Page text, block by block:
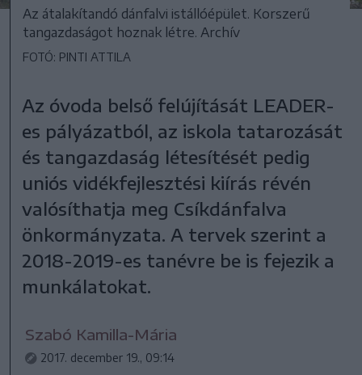
Az átalakítandó dánfalvi istállóépület. Korszerű
tangazdaságot hoznak létre. Archív
FOTÓ: PINTI ATTILA
Az óvoda belső felújítását LEADER-
es pályázatból, az iskola tatarozását
és tangazdaság létesítését pedig
uniós vidékfejlesztési kiírás révén
valósíthatja meg Csíkdánfalva
önkormányzata. A tervek szerint a
2018-2019-es tanévre be is fejezik a
munkálatokat.
Szabó Kamilla-Mária
2017. december 19., 09:14